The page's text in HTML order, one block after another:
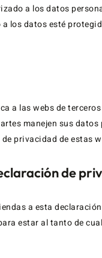
a los datos
los datos esté
a las webs de
manejen sus
privacidad de estas
de
a esta
estar al tanto de